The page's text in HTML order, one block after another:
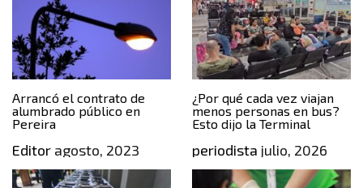
Arrancó el contrato de
alumbrado público en
Pereira
Editor agosto, 2023
¿Por qué cada vez viajan
menos personas en bus?
Esto dijo la Terminal
periodista julio, 2026